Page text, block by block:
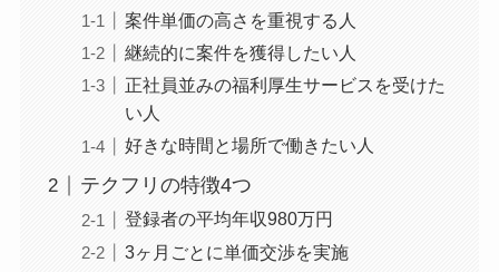
案件単価の高さを重視する人
継続的に案件を獲得したい人
正社員並みの福利厚生サービスを受けた
い人
好きな時間と場所で働きたい人
テクフリの特徴4つ
登録者の平均年収980万円
3ヶ月ごとに単価交渉を実施